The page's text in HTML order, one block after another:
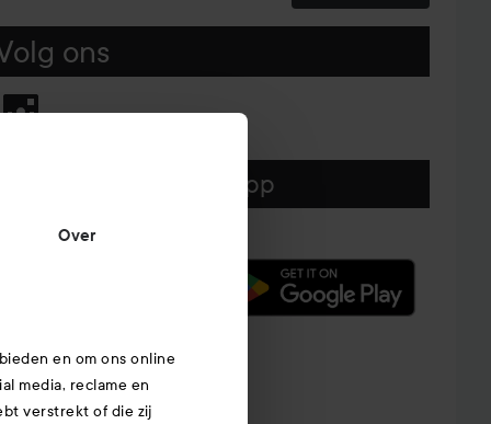
Over
en om ons online
media, reclame en
verstrekt of die zij
ons
Download hier onze app